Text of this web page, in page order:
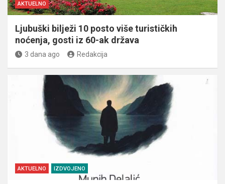
AKTUELNO
Ljubuški bilježi 10 posto više turističkih
noćenja, gosti iz 60-ak država
3 dana ago Redakcija
AKTUELNO IZDVOJENO